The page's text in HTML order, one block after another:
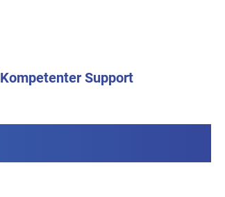
Kompetenter Support